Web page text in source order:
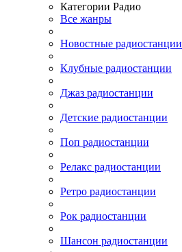
Категории Радио
Все жанры
Новостные радиостанции
Клубные радиостанции
Джаз радиостанции
Детские радиостанции
Поп радиостанции
Релакс радиостанции
Ретро радиостанции
Рок радиостанции
Шансон радиостанции